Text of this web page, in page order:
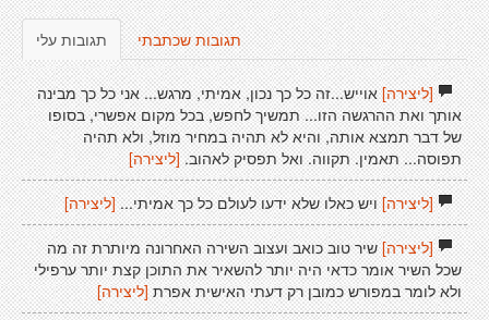
תגובות עלי תגובות שכתבתי
[ליצירה]אוייש...זה כל כך נכון, אמיתי, מרגש... אני כל כך מבינה
אותך ואת ההרגשה הזו... תמשיך לחפש, בכל מקום אפשרי, בסופו
של דבר תמצא אותה, והיא לא תהיה במחיר מוזל, ולא תהיה
תפוסה... תאמין. תקווה. ואל תפסיק לאהוב.[ליצירה]
[ליצירה]ויש כאלו שלא ידעו לעולם כל כך אמיתי...[ליצירה]
[ליצירה]שיר טוב כואב ועצוב השירה האחרונה מיותרת זה מה
שכל השיר אומר כדאי היה יותר להשאיר את התוכן קצת יותר ערפילי
ולא לומר במפורש כמובן רק דעתי האישית אפרת [ליצירה]